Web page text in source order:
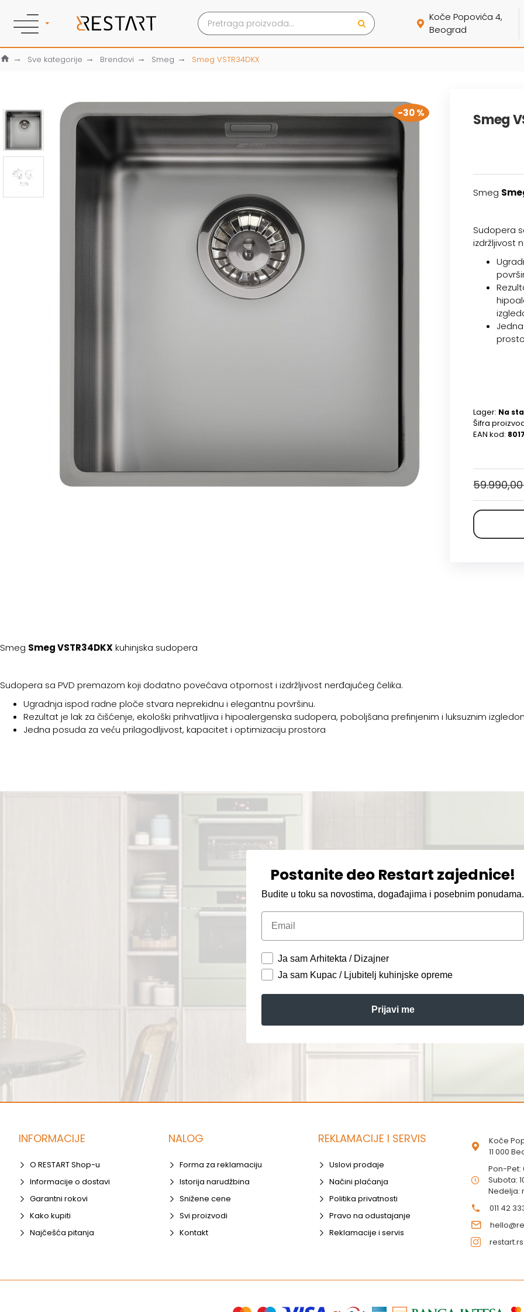
Koče Popovića 4,
Beograd
Sve kategorije Brendovi Smeg Smeg VSTR34DKX
-30 % Smeg
Smeg
Sudopera
izdržljivost
Lager: Na
Šifra
EAN kod:
59.990,00
Smeg Smeg VSTR34DKXkuhinjska sudopera
Sudopera sa PVD premazom koji dodatno povećava otpornost i izdržljivost nerđajućeg čelika.
Ugradnja ispod radne ploče stvara neprekidnu i elegantnu površinu.
Rezultat je lak za čišćenje, ekološki prihvatljiva i hipoalergenska sudopera, poboljšana prefinjenim i luksuznim
Jedna posuda za veću prilagodljivost, kapacitet i optimizaciju prostora
Postanite deo Restart zajednice!
Budite u toku sa novostima, događajima i posebnim ponudama.
Email
Ja sam Arhitekta / Dizajner
Ja sam Kupac / Ljubitelj kuhinjske opreme
Prijavi me
INFORMACIJE
O RESTART Shop-u
Informacije o dostavi
Garantni rokovi
Kako kupiti
Najčešća pitanja
NALOG
Forma za reklamaciju
Istorija narudžbina
Snižene cene
Svi proizvodi
Kontakt
REKLAMACIJE I SERVIS
Uslovi prodaje
Načini plaćanja
Politika privatnosti
Pravo na odustajanje
Reklamacije i servis
Koče
11 000
Pon-Pet:
Subota:
Nedelja:
011 42
restart.rs